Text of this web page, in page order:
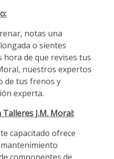
notas una
o sientes
hora de que revises tus
nuestros expertos
de tus frenos y
experta.
J.M. Moral:
capacitado ofrece